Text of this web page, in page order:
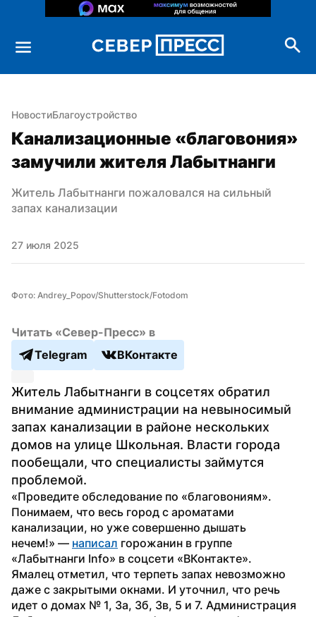
НовостиБлагоустройство
Канализационные «благовония»
замучили жителя Лабытнанги
Житель Лабытнанги пожаловался на сильный
запах канализации
27 июля 2025
Фото: Andrey_Popov/Shutterstock/Fotodom
Читать «Север-Пресс» в
Telegram
ВКонтакте
Житель Лабытнанги в соцсетях обратил
внимание администрации на невыносимый
запах канализации в районе нескольких
домов на улице Школьная. Власти города
пообещали, что специалисты займутся
проблемой.
«Проведите обследование по «благовониям».
Понимаем, что весь город с ароматами
канализации, но уже совершенно дышать
нечем!» — написал горожанин в группе
«Лабытнанги Info» в соцсети «ВКонтакте».
Ямалец отметил, что терпеть запах невозможно
даже с закрытыми окнами. И уточнил, что речь
идет о домах № 1, 3а, 3б, 3в, 5 и 7. Администрация